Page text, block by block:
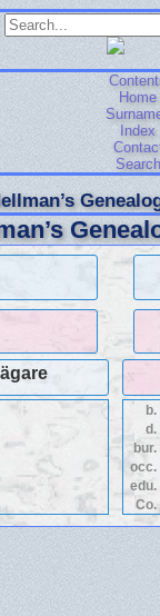
Home
Index
Search
b.
d.
bur.
occ.
edu.
Co.